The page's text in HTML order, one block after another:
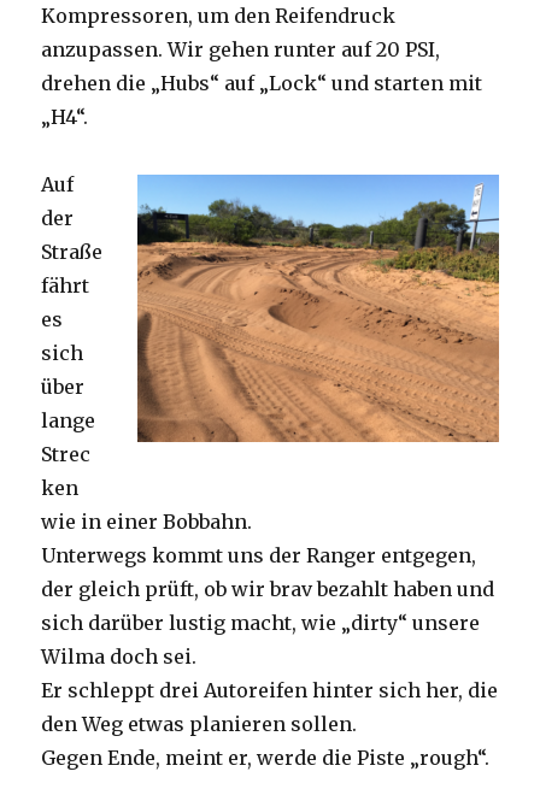
Kompressoren, um den Reifendruck
anzupassen. Wir gehen runter auf 20 PSI,
drehen die „Hubs“ auf „Lock“ und starten mit
„H4“.
Auf
der
Straße
fährt
es
sich
über
lange
Strec
ken
wie in einer Bobbahn.
Unterwegs kommt uns der Ranger entgegen,
der gleich prüft, ob wir brav bezahlt haben und
sich darüber lustig macht, wie „dirty“ unsere
Wilma doch sei.
Er schleppt drei Autoreifen hinter sich her, die
den Weg etwas planieren sollen.
Gegen Ende, meint er, werde die Piste „rough“.